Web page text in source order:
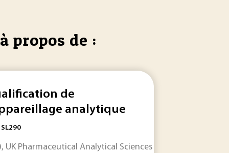
propos de :
de
analytique
SL290
UK Pharmaceutical Analytical Sciences